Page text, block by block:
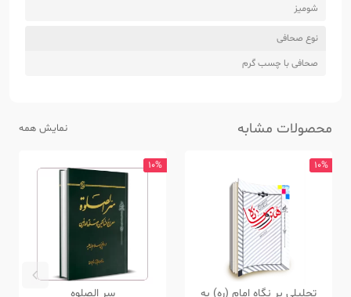
شومیز
نوع صحافی
صحافی با چسب گرم
محصولات مشابه نمایش همه
10%
تحلیلی بر نگاه امام (ره) به
10%
سر الصلوه